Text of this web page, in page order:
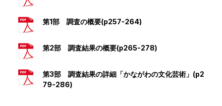
第1部 調査の概要(p257-264)
第2部 調査結果の概要(p265-278)
第3部 調査結果の詳細「かながわの文化芸術」(p2
79-286)